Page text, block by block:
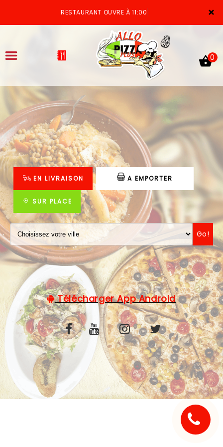
×
RESTAURANT OUVRE À 11:00
ACCUEIL
LA CARTE
VOTRE COMPTE
NOTRE RESTAURANT
VOS AVIS
MENTIONS LÉGALES
0
EN LIVRAISON A EMPORTER
SUR PLACE
Go!
Télécharger App Android